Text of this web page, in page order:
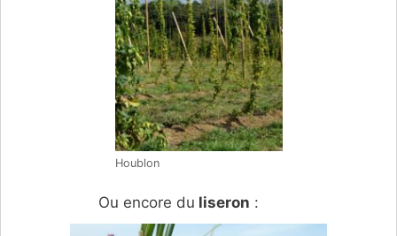
Houblon
Ou encore du liseron :